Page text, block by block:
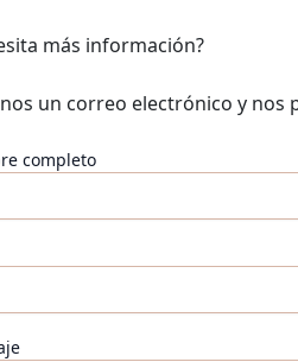
más información?
un correo electrónico y
completo